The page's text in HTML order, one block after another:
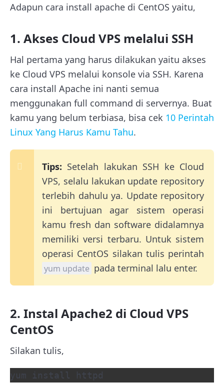
Adapun cara install apache di CentOS yaitu,
1. Akses Cloud VPS melalui SSH
Hal pertama yang harus dilakukan yaitu akses
ke Cloud VPS melalui konsole via SSH. Karena
cara install Apache ini nanti semua
menggunakan full command di servernya. Buat
kamu yang belum terbiasa, bisa cek 10 Perintah
Linux Yang Harus Kamu Tahu.
Tips: Setelah lakukan SSH ke Cloud
VPS, selalu lakukan update repository
terlebih dahulu ya. Update repository
ini bertujuan agar sistem operasi
kamu fresh dan software didalamnya
memiliki versi terbaru. Untuk sistem
operasi CentOS silakan tulis perintah
yum update pada terminal lalu enter.
2. Instal Apache2 di Cloud VPS
CentOS
Silakan tulis,
yum install httpd